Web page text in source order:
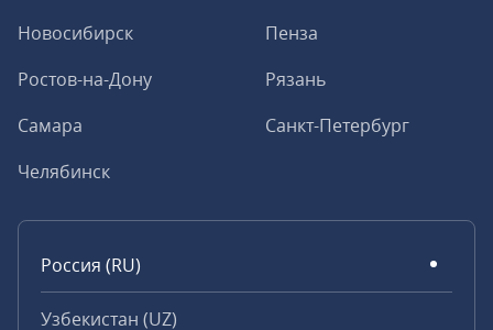
Новосибирск
Пенза
Ростов-на-Дону
Рязань
Самара
Санкт-Петербург
Челябинск
Россия (RU)
Узбекистан (UZ)